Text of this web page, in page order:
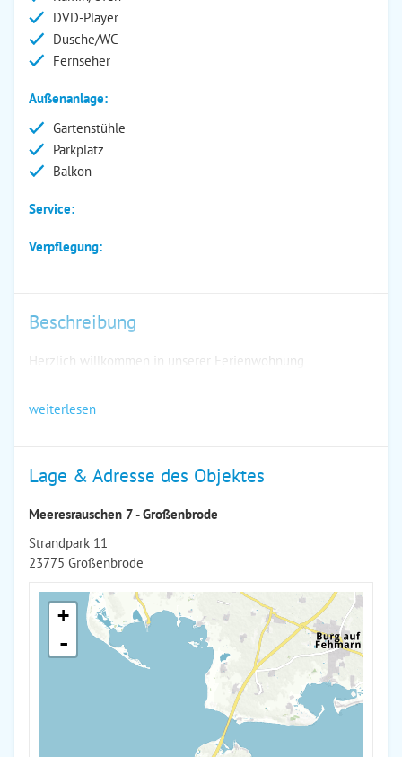
DVD-Player
Dusche/WC
Fernseher
Außenanlage:
Gartenstühle
Parkplatz
Balkon
Service:
Verpflegung:
Beschreibung
Herzlich willkommen in unserer Ferienwohnung
weiterlesen
Lage & Adresse des Objektes
Meeresrauschen 7 - Großenbrode
Strandpark 11
23775 Großenbrode
+
-